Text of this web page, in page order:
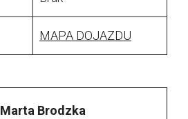
MAPA DOJAZDU
Marta Brodzka